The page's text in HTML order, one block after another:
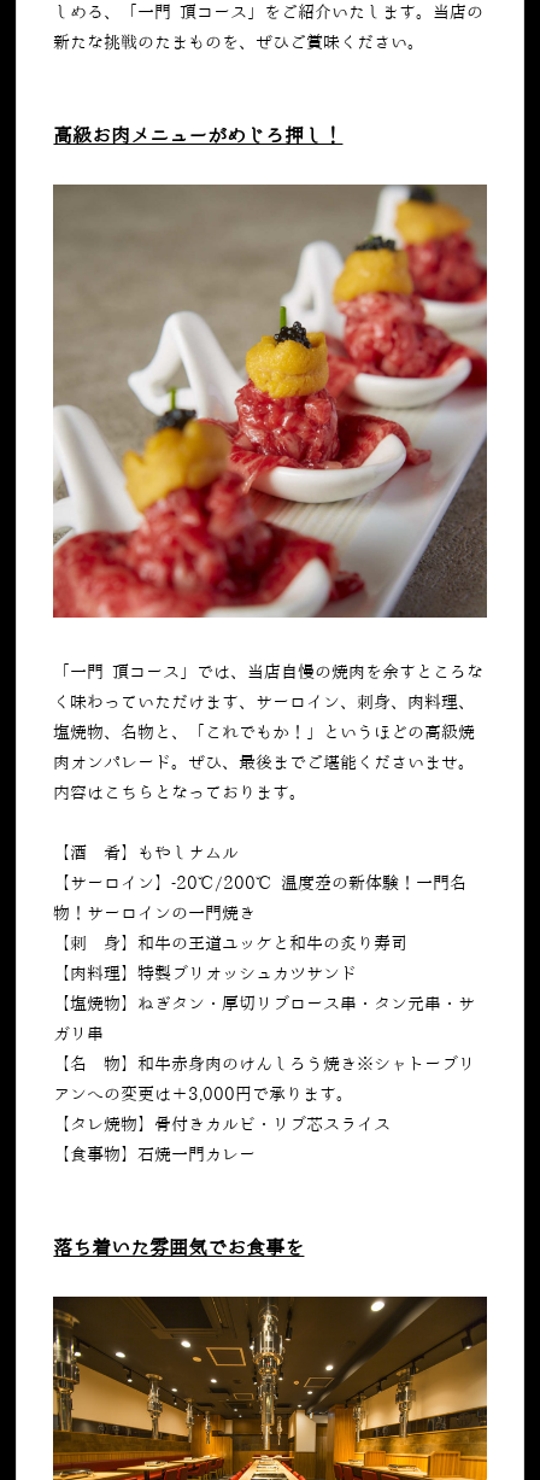
しめる、「一門 頂コース」をご紹介いたします。当店の
新たな挑戦のたまものを、ぜひご賞味ください。
高級お肉メニューがめじろ押し！
「一門 頂コース」では、当店自慢の焼肉を余すところな
く味わっていただけます、サーロイン、刺身、肉料理、
塩焼物、名物と、「これでもか！」というほどの高級焼
肉オンパレード。ぜひ、最後までご堪能くださいませ。
内容はこちらとなっております。
【酒 肴】もやしナムル
【サーロイン】-20℃/200℃ 温度差の新体験！一門名
物！サーロインの一門焼き
【刺 身】和牛の王道ユッケと和牛の炙り寿司
【肉料理】特製ブリオッシュカツサンド
【塩焼物】ねぎタン・厚切リブロース串・タン元串・サ
ガリ串
【名 物】和牛赤身肉のけんしろう焼き※シャトーブリ
アンへの変更は＋3,000円で承ります。
【タレ焼物】骨付きカルビ・リブ芯スライス
【食事物】石焼一門カレー
落ち着いた雰囲気でお食事を